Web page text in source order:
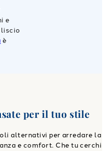
e
liscio
è
per il tuo stile
alternativi per arredare la
e comfort. Che tu cerchi